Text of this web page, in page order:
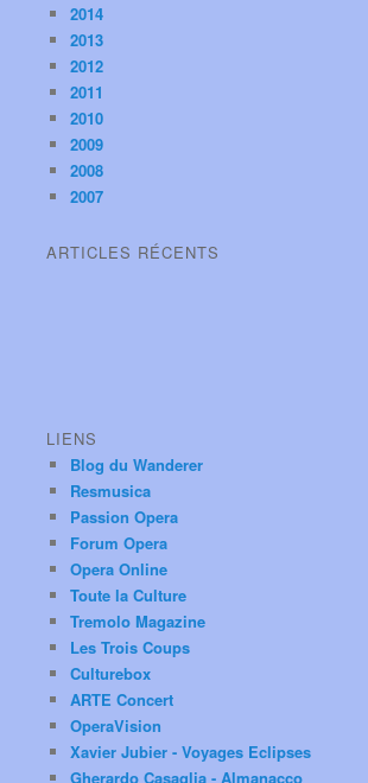
2014
2013
2012
2011
2010
2009
2008
2007
ARTICLES RÉCENTS
LIENS
Blog du Wanderer
Resmusica
Passion Opera
Forum Opera
Opera Online
Toute la Culture
Tremolo Magazine
Les Trois Coups
Culturebox
ARTE Concert
OperaVision
Xavier Jubier - Voyages Eclipses
Gherardo Casaglia - Almanacco